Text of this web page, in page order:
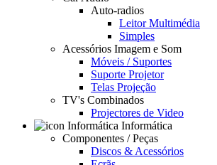
Auto-radios
Leitor Multimédia
Simples
Acessórios Imagem e Som
Móveis / Suportes
Suporte Projetor
Telas Projeção
TV's Combinados
Projectores de Video
Informática
Componentes / Peças
Discos & Acessórios